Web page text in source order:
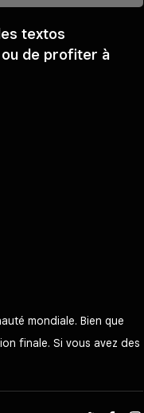
textos
de profiter à
mondiale. Bien que
finale. Si vous avez des